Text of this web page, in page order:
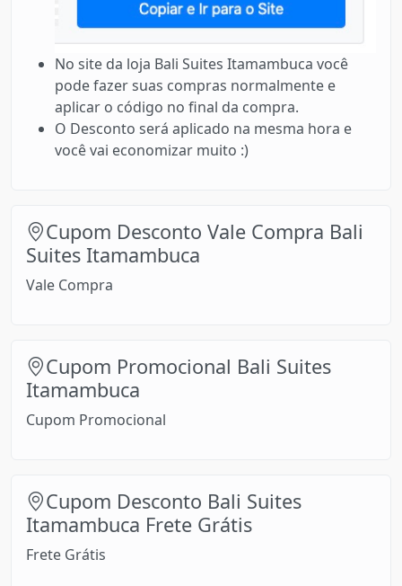
No site da loja Bali Suites Itamambuca você
pode fazer suas compras normalmente e
aplicar o código no final da compra.
O Desconto será aplicado na mesma hora e
você vai economizar muito :)
Cupom Desconto Vale Compra Bali
Suites Itamambuca
Vale Compra
Cupom Promocional Bali Suites
Itamambuca
Cupom Promocional
Cupom Desconto Bali Suites
Itamambuca Frete Grátis
Frete Grátis